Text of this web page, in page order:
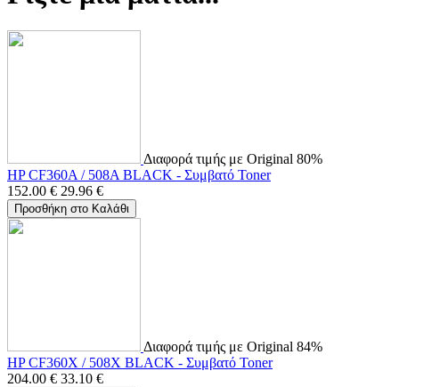
Διαφορά τιμής με Original 80%
HP CF360A / 508A BLACK - Συμβατό Toner
152.00 € 29.96 €
Προσθήκη στο Καλάθι
Διαφορά τιμής με Original 84%
HP CF360X / 508X BLACK - Συμβατό Toner
204.00 € 33.10 €